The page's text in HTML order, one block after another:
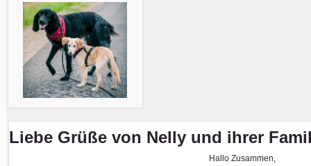
Liebe Grüße von Nelly und ihrer
Hallo Zusammen,